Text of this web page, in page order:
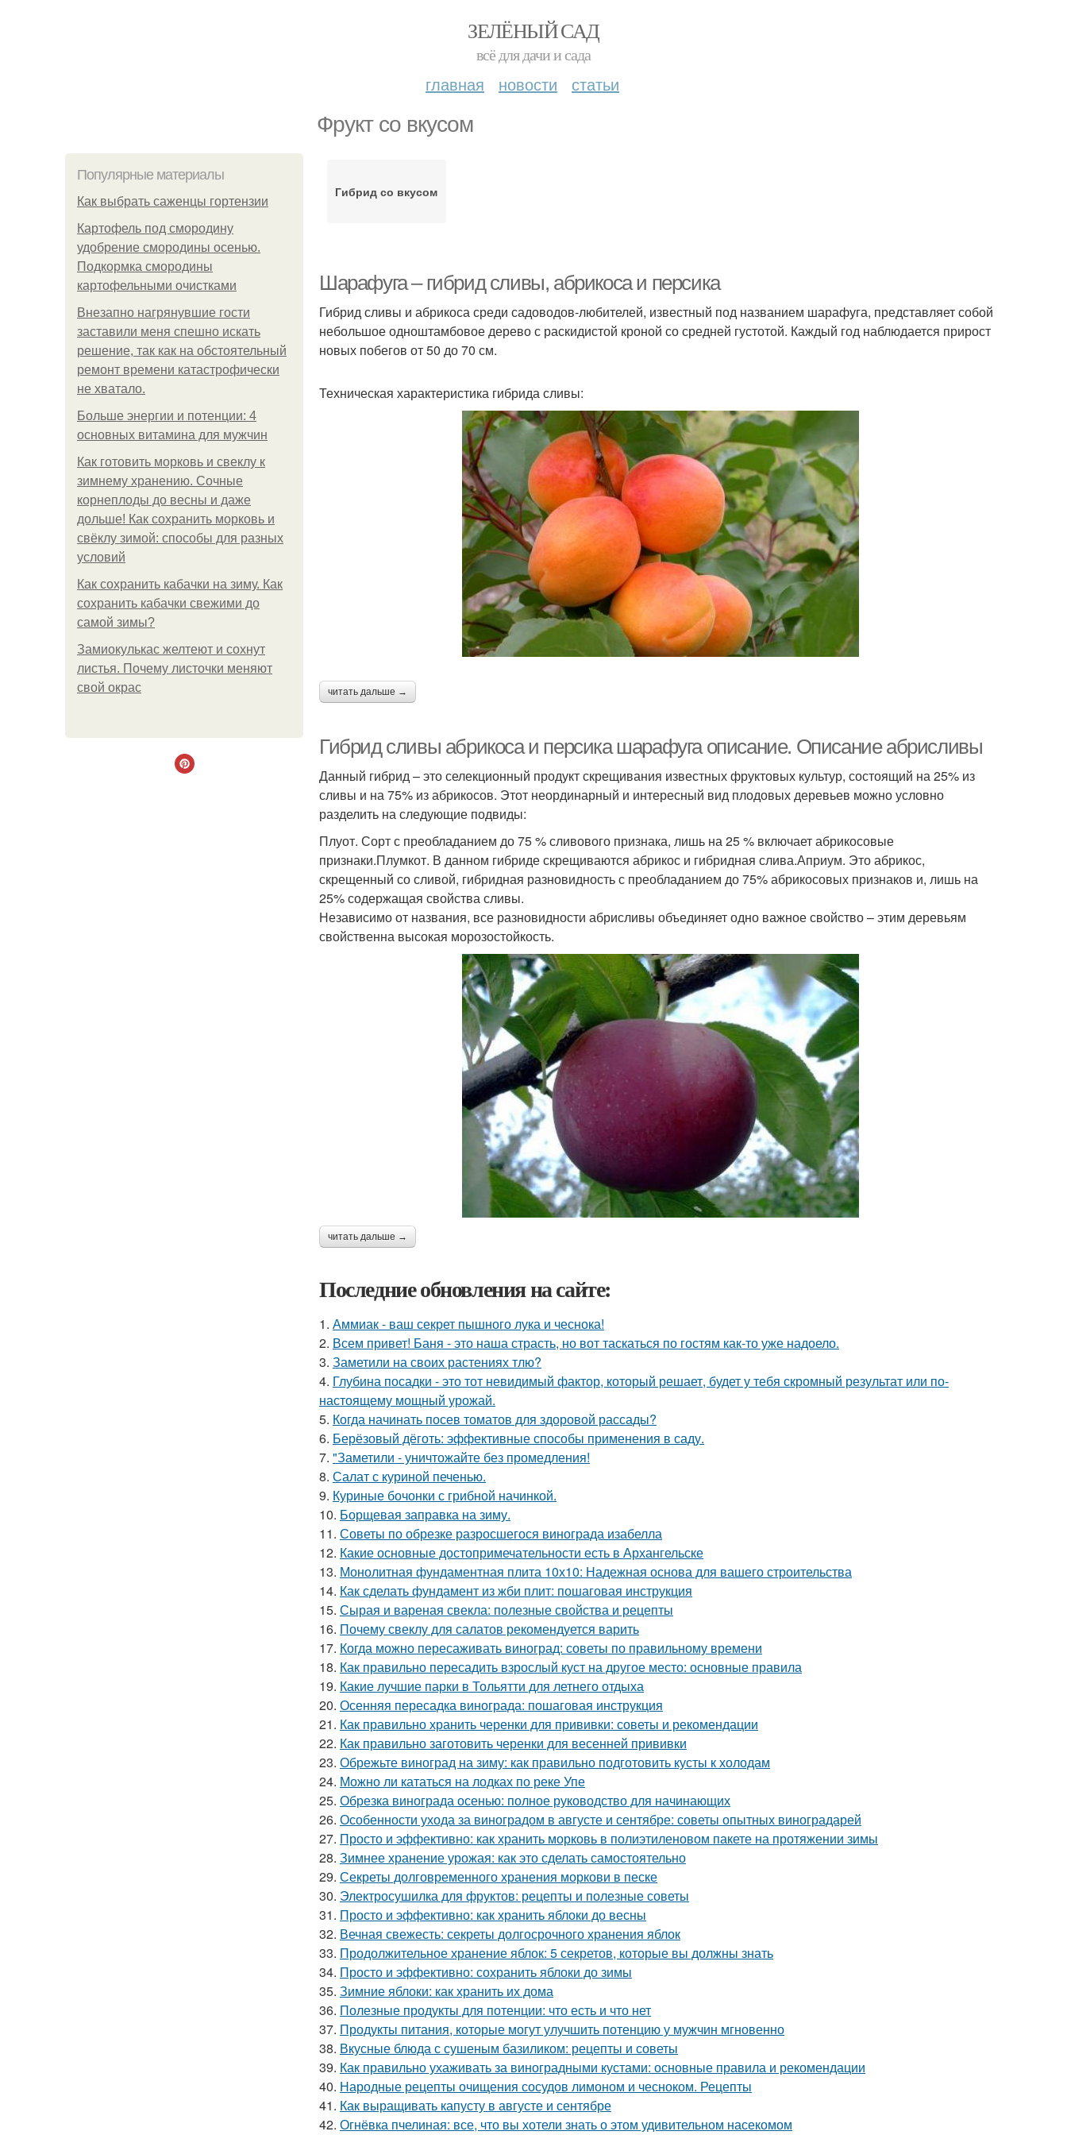
ЗЕЛЁНЫЙ САД
всё для дачи и сада
главная новости статьи
Фрукт со вкусом
Популярные материалы
Как выбрать саженцы гортензии
Картофель под смородину
удобрение смородины осенью.
Подкормка смородины
картофельными очистками
Внезапно нагрянувшие гости
заставили меня спешно искать
решение, так как на обстоятельный
ремонт времени катастрофически
не хватало.
Больше энергии и потенции: 4
основных витамина для мужчин
Как готовить морковь и свеклу к
зимнему хранению. Сочные
корнеплоды до весны и даже
дольше! Как сохранить морковь и
свёклу зимой: способы для разных
условий
Как сохранить кабачки на зиму. Как
сохранить кабачки свежими до
самой зимы?
Замиокулькас желтеют и сохнут
листья. Почему листочки меняют
свой окрас
Гибрид со вкусом
Шарафуга – гибрид сливы, абрикоса и персика
Гибрид сливы и абрикоса среди садоводов-любителей, известный под названием шарафуга, представляет собой
небольшое одноштамбовое дерево с раскидистой кроной со средней густотой. Каждый год наблюдается прирост
новых побегов от 50 до 70 см.
Техническая характеристика гибрида сливы:
читать дальше →
Гибрид сливы абрикоса и персика шарафуга описание. Описание абрисливы
Данный гибрид – это селекционный продукт скрещивания известных фруктовых культур, состоящий на 25% из
сливы и на 75% из абрикосов. Этот неординарный и интересный вид плодовых деревьев можно условно
разделить на следующие подвиды:
Плуот. Сорт с преобладанием до 75 % сливового признака, лишь на 25 % включает абрикосовые
признаки.Плумкот. В данном гибриде скрещиваются абрикос и гибридная слива.Априум. Это абрикос,
скрещенный со сливой, гибридная разновидность с преобладанием до 75% абрикосовых признаков и, лишь на
25% содержащая свойства сливы.
Независимо от названия, все разновидности абрисливы объединяет одно важное свойство – этим деревьям
свойственна высокая морозостойкость.
читать дальше →
Последние обновления на сайте:
1. Аммиак - ваш секрет пышного лука и чеснока!
2. Всем привет! Баня - это наша страсть, но вот таскаться по гостям как-то уже надоело.
3. Заметили на своих растениях тлю?
4. Глубина посадки - это тот невидимый фактор, который решает, будет у тебя скромный результат или по-
настоящему мощный урожай.
5. Когда начинать посев томатов для здоровой рассады?
6. Берёзовый дёготь: эффективные способы применения в саду.
7. "Заметили - уничтожайте без промедления!
8. Салат с куриной печенью.
9. Куриные бочонки с грибной начинкой.
10. Борщевая заправка на зиму.
11. Советы по обрезке разросшегося винограда изабелла
12. Какие основные достопримечательности есть в Архангельске
13. Монолитная фундаментная плита 10х10: Надежная основа для вашего строительства
14. Как сделать фундамент из жби плит: пошаговая инструкция
15. Сырая и вареная свекла: полезные свойства и рецепты
16. Почему свеклу для салатов рекомендуется варить
17. Когда можно пересаживать виноград: советы по правильному времени
18. Как правильно пересадить взрослый куст на другое место: основные правила
19. Какие лучшие парки в Тольятти для летнего отдыха
20. Осенняя пересадка винограда: пошаговая инструкция
21. Как правильно хранить черенки для прививки: советы и рекомендации
22. Как правильно заготовить черенки для весенней прививки
23. Обрежьте виноград на зиму: как правильно подготовить кусты к холодам
24. Можно ли кататься на лодках по реке Упе
25. Обрезка винограда осенью: полное руководство для начинающих
26. Особенности ухода за виноградом в августе и сентябре: советы опытных виноградарей
27. Просто и эффективно: как хранить морковь в полиэтиленовом пакете на протяжении зимы
28. Зимнее хранение урожая: как это сделать самостоятельно
29. Секреты долговременного хранения моркови в песке
30. Электросушилка для фруктов: рецепты и полезные советы
31. Просто и эффективно: как хранить яблоки до весны
32. Вечная свежесть: секреты долгосрочного хранения яблок
33. Продолжительное хранение яблок: 5 секретов, которые вы должны знать
34. Просто и эффективно: сохранить яблоки до зимы
35. Зимние яблоки: как хранить их дома
36. Полезные продукты для потенции: что есть и что нет
37. Продукты питания, которые могут улучшить потенцию у мужчин мгновенно
38. Вкусные блюда с сушеным базиликом: рецепты и советы
39. Как правильно ухаживать за виноградными кустами: основные правила и рекомендации
40. Народные рецепты очищения сосудов лимоном и чесноком. Рецепты
41. Как выращивать капусту в августе и сентябре
42. Огнёвка пчелиная: все, что вы хотели знать о этом удивительном насекомом